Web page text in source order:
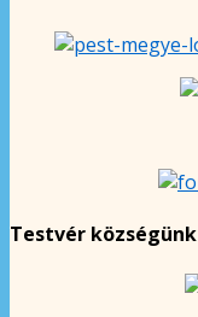
Testvér községünk